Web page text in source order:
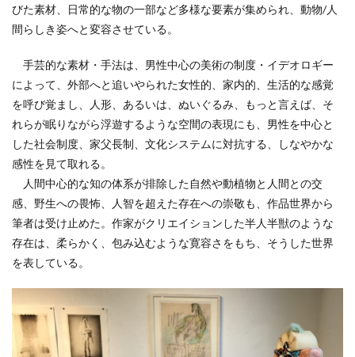
びた素材、日常的な物の一部など多様な要素が集められ、動物/人
間らしき姿へと変容させている。
手芸的な素材・手法は、男性中心の美術の制度・イデオロギー
によって、外部へと追いやられた女性的、家内的、生活的な感覚
を呼び覚まし、人形、あるいは、ぬいぐるみ、もっと言えば、そ
れらが眠りながら浮遊するような空間の表現にも、男性を中心と
した社会制度、家父長制、文化システムに対抗する、しなやかな
感性を見て取れる。
人間中心的な知の体系が排除した自然や動植物と人間との交
感、野生への畏怖、人智を超えた存在への崇敬も、作品世界から
筆者は受け止めた。作家がクリエイションした半人半獣のような
存在は、柔らかく、包み込むような寛容さをもち、そうした世界
を表している。